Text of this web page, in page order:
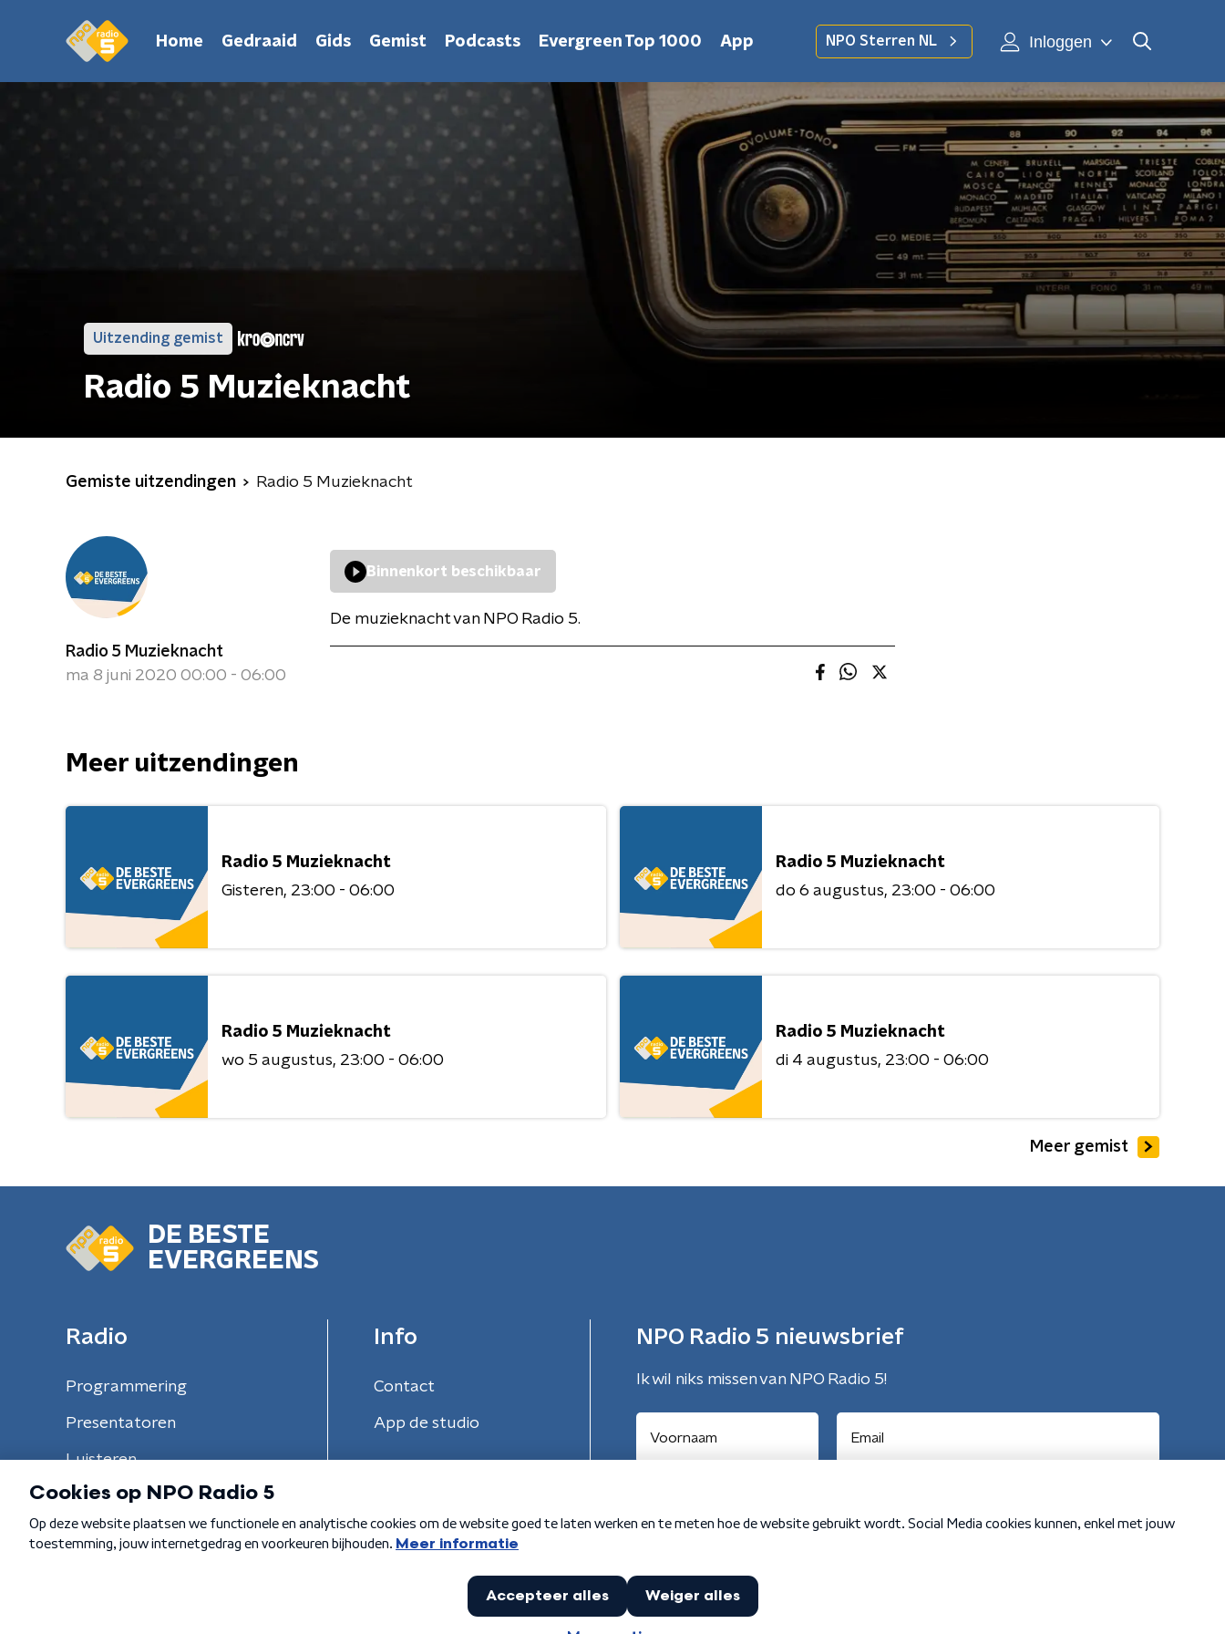
Home Gedraaid Gids Gemist Podcasts Evergreen Top 1000 App NPO Sterren NL Inloggen
Uitzending gemist
Radio 5 Muzieknacht
Gemiste uitzendingen Radio 5 Muzieknacht
Radio 5 Muzieknacht
ma 8 juni 2020 00:00 - 06:00
Binnenkort beschikbaar
De muzieknacht van NPO Radio 5.
Meer uitzendingen
Radio 5 Muzieknacht
Gisteren 23:00 - 06:00
Radio 5 Muzieknacht
do 6 augustus 23:00 - 06:00
Radio 5 Muzieknacht
wo 5 augustus 23:00 - 06:00
Radio 5 Muzieknacht
di 4 augustus 23:00 - 06:00
Meer gemist
DE BESTE
EVERGREENS
Radio
Programmering
Presentatoren
Luisteren
Info
Contact
App de studio
NPO Radio 5 nieuwsbrief
Ik wil niks missen van NPO Radio 5!
Algemene voorwaarden Privacybeleid